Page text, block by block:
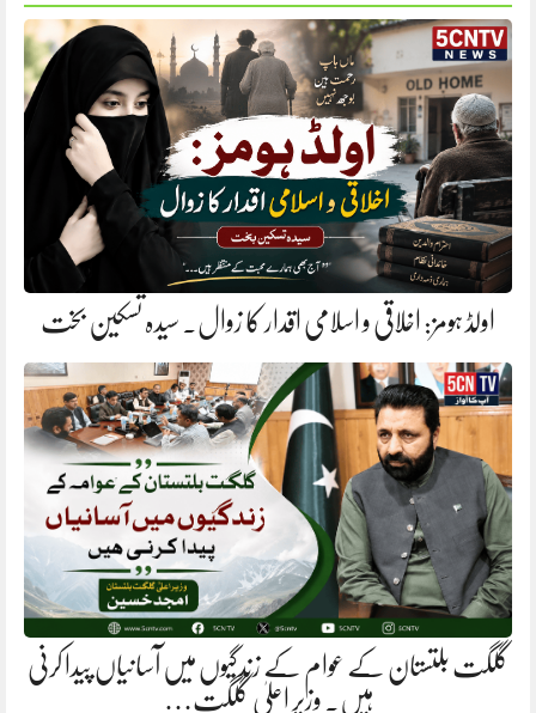
اولڈ ہومز: اخلاقی و اسلامی اقدار کا زوال. سیدہ تسکین بخت
گلگت بلتستان کے عوام کے زندگیوں میں آسانیاں پیدا کرنی
ہیں. وزیر اعلیٰ گلگت…